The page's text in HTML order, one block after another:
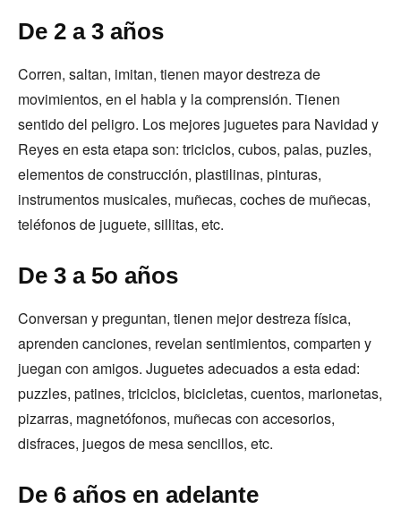
De 2 a 3 años
Corren, saltan, imitan, tienen mayor destreza de
movimientos, en el habla y la comprensión. Tienen
sentido del peligro. Los mejores juguetes para Navidad y
Reyes en esta etapa son: triciclos, cubos, palas, puzles,
elementos de construcción, plastilinas, pinturas,
instrumentos musicales, muñecas, coches de muñecas,
teléfonos de juguete, sillitas, etc.
De 3 a 5o años
Conversan y preguntan, tienen mejor destreza física,
aprenden canciones, revelan sentimientos, comparten y
juegan con amigos. Juguetes adecuados a esta edad:
puzzles, patines, triciclos, bicicletas, cuentos, marionetas,
pizarras, magnetófonos, muñecas con accesorios,
disfraces, juegos de mesa sencillos, etc.
De 6 años en adelante